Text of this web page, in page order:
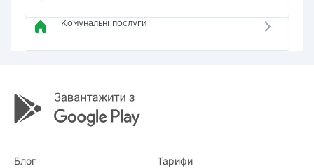
Комунальні послуги
Блог Тарифи